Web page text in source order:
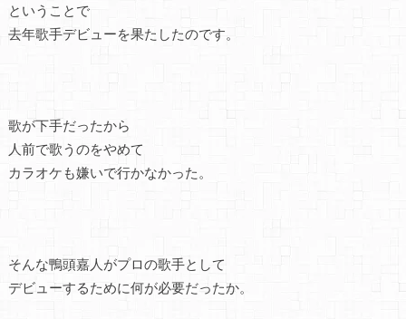
ということで
去年歌手デビューを果たしたのです。
歌が下手だったから
人前で歌うのをやめて
カラオケも嫌いで行かなかった。
そんな鴨頭嘉人がプロの歌手として
デビューするために何が必要だったか。